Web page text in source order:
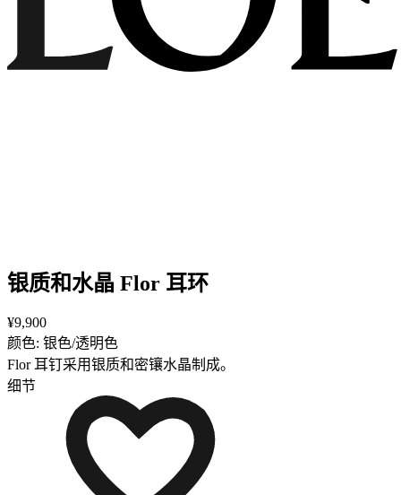
银质和水晶 Flor 耳环
¥9,900
颜色: 银色/透明色
Flor 耳钉采用银质和密镶水晶制成。
细节